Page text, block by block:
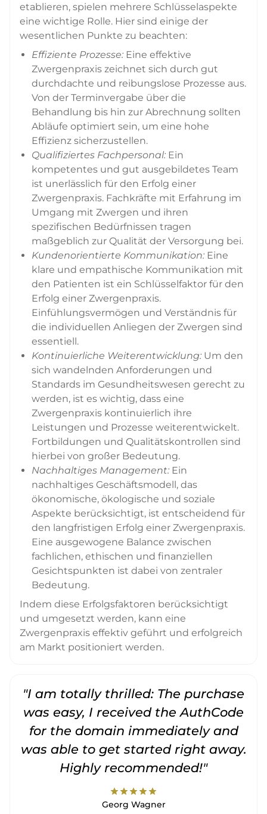
etablieren, spielen mehrere Schlüsselaspekte
eine wichtige Rolle. Hier sind einige der
wesentlichen Punkte zu beachten:
Effiziente Prozesse: Eine effektive
Zwergenpraxis zeichnet sich durch gut
durchdachte und reibungslose Prozesse aus.
Von der Terminvergabe über die
Behandlung bis hin zur Abrechnung sollten
Abläufe optimiert sein, um eine hohe
Effizienz sicherzustellen.
Qualifiziertes Fachpersonal: Ein
kompetentes und gut ausgebildetes Team
ist unerlässlich für den Erfolg einer
Zwergenpraxis. Fachkräfte mit Erfahrung im
Umgang mit Zwergen und ihren
spezifischen Bedürfnissen tragen
maßgeblich zur Qualität der Versorgung bei.
Kundenorientierte Kommunikation: Eine
klare und empathische Kommunikation mit
den Patienten ist ein Schlüsselfaktor für den
Erfolg einer Zwergenpraxis.
Einfühlungsvermögen und Verständnis für
die individuellen Anliegen der Zwergen sind
essentiell.
Kontinuierliche Weiterentwicklung: Um den
sich wandelnden Anforderungen und
Standards im Gesundheitswesen gerecht zu
werden, ist es wichtig, dass eine
Zwergenpraxis kontinuierlich ihre
Leistungen und Prozesse weiterentwickelt.
Fortbildungen und Qualitätskontrollen sind
hierbei von großer Bedeutung.
Nachhaltiges Management: Ein
nachhaltiges Geschäftsmodell, das
ökonomische, ökologische und soziale
Aspekte berücksichtigt, ist entscheidend für
den langfristigen Erfolg einer Zwergenpraxis.
Eine ausgewogene Balance zwischen
fachlichen, ethischen und finanziellen
Gesichtspunkten ist dabei von zentraler
Bedeutung.
Indem diese Erfolgsfaktoren berücksichtigt
und umgesetzt werden, kann eine
Zwergenpraxis effektiv geführt und erfolgreich
am Markt positioniert werden.
"I am totally thrilled: The purchase
was easy, I received the AuthCode
for the domain immediately and
was able to get started right away.
Highly recommended!"
starstarstarstarstar
Georg Wagner